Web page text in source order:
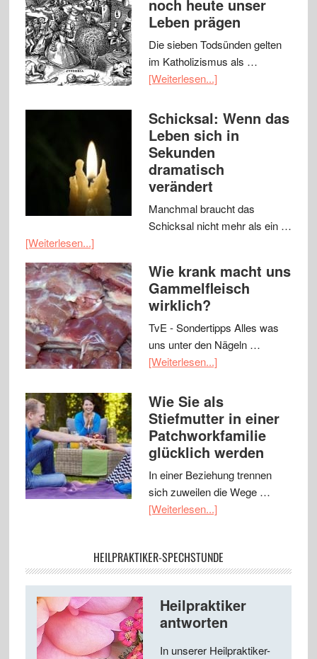
noch heute unser
Leben prägen
Die sieben Todsünden gelten
im Katholizismus als …
[Weiterlesen...]
Schicksal: Wenn das
Leben sich in
Sekunden
dramatisch
verändert
Manchmal braucht das
Schicksal nicht mehr als ein …
[Weiterlesen...]
Wie krank macht uns
Gammelfleisch
wirklich?
TvE - Sondertipps Alles was
uns unter den Nägeln …
[Weiterlesen...]
Wie Sie als
Stiefmutter in einer
Patchworkfamilie
glücklich werden
In einer Beziehung trennen
sich zuweilen die Wege …
[Weiterlesen...]
HEILPRAKTIKER-SPECHSTUNDE
Heilpraktiker
antworten
In unserer Heilpraktiker-